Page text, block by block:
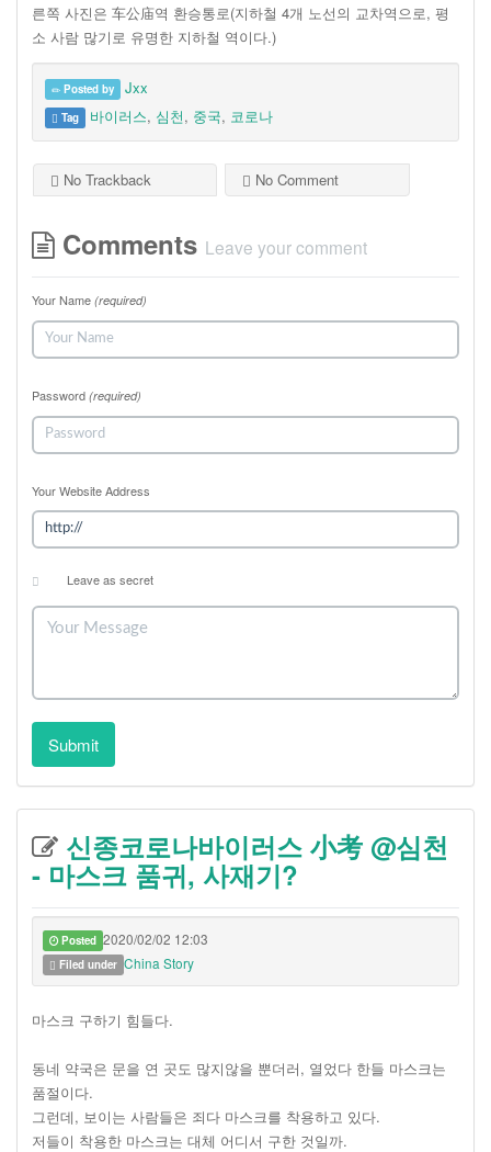
른쪽 사진은 车公庙역 환승통로(지하철 4개 노선의 교차역으로, 평
소 사람 많기로 유명한 지하철 역이다.)
Posted by Jxx
Tag 바이러스, 심천, 중국, 코로나
No Trackback No Comment
Comments Leave your comment
Your Name (required)
Password (required)
Your Website Address
Leave as secret
Submit
신종코로나바이러스 小考 @심천
- 마스크 품귀, 사재기?
Posted 2020/02/02 12:03
Filed under China Story
마스크 구하기 힘들다.
동네 약국은 문을 연 곳도 많지않을 뿐더러, 열었다 한들 마스크는
품절이다.
그런데, 보이는 사람들은 죄다 마스크를 착용하고 있다.
저들이 착용한 마스크는 대체 어디서 구한 것일까.